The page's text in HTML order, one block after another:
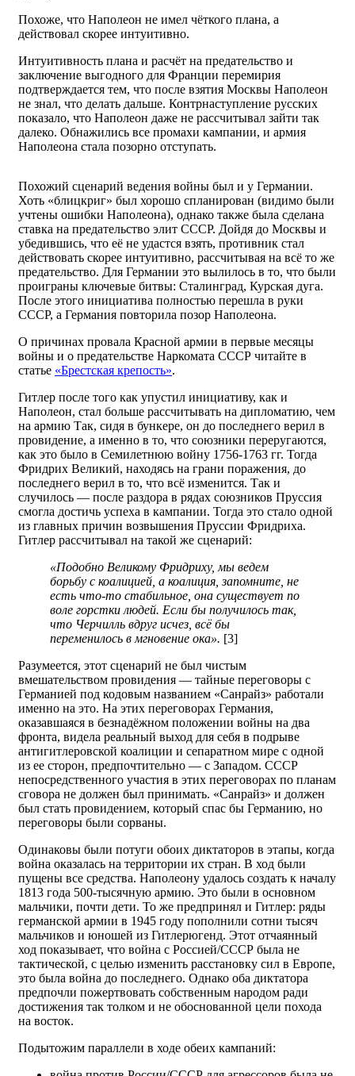
Похоже, что Наполеон не имел чёткого плана, а
действовал скорее интуитивно.
Интуитивность плана и расчёт на предательство и
заключение выгодного для Франции перемирия
подтверждается тем, что после взятия Москвы Наполеон
не знал, что делать дальше. Контрнаступление русских
показало, что Наполеон даже не рассчитывал зайти так
далеко. Обнажились все промахи кампании, и армия
Наполеона стала позорно отступать.
Похожий сценарий ведения войны был и у Германии.
Хоть «блицкриг» был хорошо спланирован (видимо были
учтены ошибки Наполеона), однако также была сделана
ставка на предательство элит СССР. Дойдя до Москвы и
убедившись, что её не удастся взять, противник стал
действовать скорее интуитивно, рассчитывая на всё то же
предательство. Для Германии это вылилось в то, что были
проиграны ключевые битвы: Сталинград, Курская дуга.
После этого инициатива полностью перешла в руки
СССР, а Германия повторила позор Наполеона.
О причинах провала Красной армии в первые месяцы
войны и о предательстве Наркомата СССР читайте в
статье «Брестская крепость».
Гитлер после того как упустил инициативу, как и
Наполеон, стал больше рассчитывать на дипломатию, чем
на армию Так, сидя в бункере, он до последнего верил в
провидение, а именно в то, что союзники переругаются,
как это было в Семилетнюю войну 1756-1763 гг. Тогда
Фридрих Великий, находясь на грани поражения, до
последнего верил в то, что всё изменится. Так и
случилось — после раздора в рядах союзников Пруссия
смогла достичь успеха в кампании. Тогда это стало одной
из главных причин возвышения Пруссии Фридриха.
Гитлер рассчитывал на такой же сценарий:
«Подобно Великому Фридриху, мы ведем
борьбу с коалицией, а коалиция, запомните, не
есть что-то стабильное, она существует по
воле горстки людей. Если бы получилось так,
что Черчилль вдруг исчез, всё бы
переменилось в мгновение ока». [3]
Разумеется, этот сценарий не был чистым
вмешательством провидения — тайные переговоры с
Германией под кодовым названием «Санрайз» работали
именно на это. На этих переговорах Германия,
оказавшаяся в безнадёжном положении войны на два
фронта, видела реальный выход для себя в подрыве
антигитлеровской коалиции и сепаратном мире с одной
из ее сторон, предпочтительно — с Западом. СССР
непосредственного участия в этих переговорах по планам
сговора не должен был принимать. «Санрайз» и должен
был стать провидением, который спас бы Германию, но
переговоры были сорваны.
Одинаковы были потуги обоих диктаторов в этапы, когда
война оказалась на территории их стран. В ход были
пущены все средства. Наполеону удалось создать к началу
1813 года 500-тысячную армию. Это были в основном
мальчики, почти дети. То же предпринял и Гитлер: ряды
германской армии в 1945 году пополнили сотни тысяч
мальчиков и юношей из Гитлерюгенд. Этот отчаянный
ход показывает, что война с Россией/СССР была не
тактической, с целью изменить расстановку сил в Европе,
это была война до последнего. Однако оба диктатора
предпочли пожертвовать собственным народом ради
достижения так толком и не обоснованной цели похода
на восток.
Подытожим параллели в ходе обеих кампаний: